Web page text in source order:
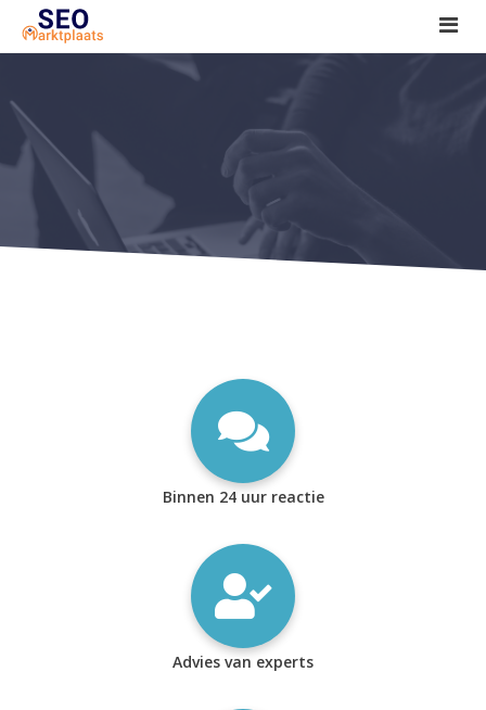
SEO tools reviews
Marketeer bij jou in de buurt?
Offerte
1. Seo voor beginners +
2. Onderzoeken +
Binnen 24 uur reactie
Advies van experts